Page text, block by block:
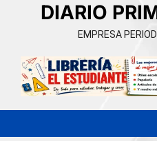
DIARIO
EMPRESA